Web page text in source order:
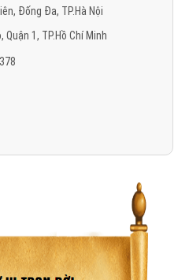
Đống Đa, TP.Hà Nội
1, TP.Hồ Chí Minh